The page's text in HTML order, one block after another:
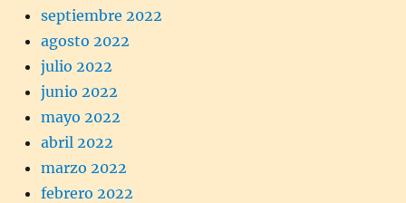
septiembre 2022
agosto 2022
julio 2022
junio 2022
mayo 2022
abril 2022
marzo 2022
febrero 2022